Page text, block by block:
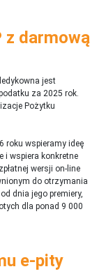
z darmową
jest
za 2025 rok.
Pożytku
roku wspieramy ideę
i wspiera konkretne
wersji on-line
do otrzymania
dnia jego premiery,
dla ponad 9 000
e-pity